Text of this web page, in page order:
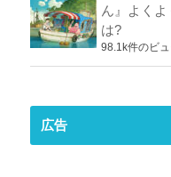
ん』よく
は?
98.1k件のビ
広告